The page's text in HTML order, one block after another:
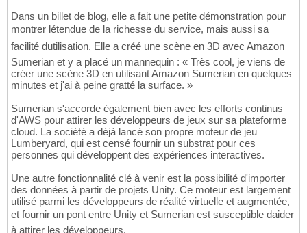
Dans un billet de blog, elle a fait une petite démonstration pour
montrer létendue de la richesse du service, mais aussi sa
facilité dutilisation. Elle a créé une scène en 3D avec Amazon
Sumerian et y a placé un mannequin : « Très cool, je viens de
créer une scène 3D en utilisant Amazon Sumerian en quelques
minutes et j'ai à peine gratté la surface. »
Sumerian s'accorde également bien avec les efforts continus
d'AWS pour attirer les développeurs de jeux sur sa plateforme
cloud. La société a déjà lancé son propre moteur de jeu
Lumberyard, qui est censé fournir un substrat pour ces
personnes qui développent des expériences interactives.
Une autre fonctionnalité clé à venir est la possibilité d'importer
des données à partir de projets Unity. Ce moteur est largement
utilisé parmi les développeurs de réalité virtuelle et augmentée,
et fournir un pont entre Unity et Sumerian est susceptible daider
à attirer les développeurs.